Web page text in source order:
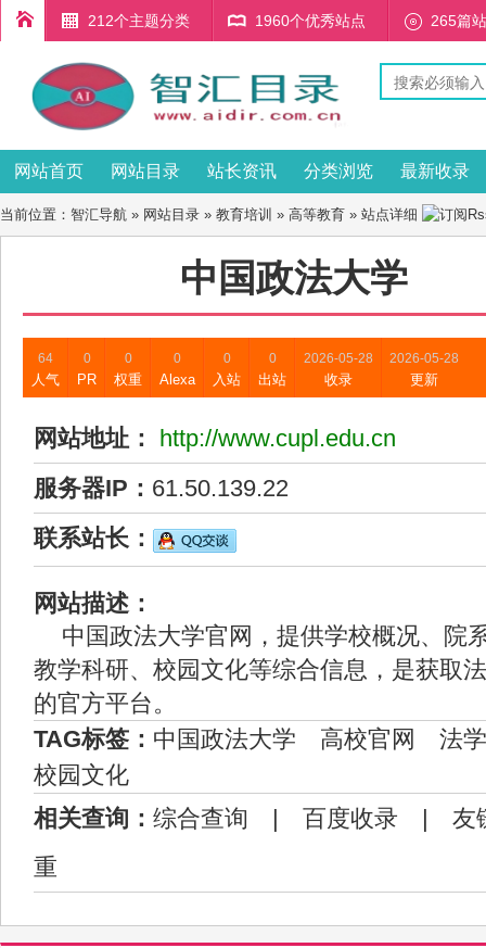
212个主题分类 1960个优秀站点 265篇
网站首页 网站目录 站长资讯 分类浏览 最新收录
当前位置： 智汇导航 » 网站目录 » 教育培训 » 高等教育 » 站点详细
中国政法大学
64
人气
0
PR
0
权重
0
Alexa
0
入站
0
出站
2026-05-28
收录
2026-05-28
更新
网站地址：
http://www.cupl.edu.cn
服务器IP： 61.50.139.22
联系站长：
网站描述：
中国政法大学官网，提供学校概况、院
教学科研、校园文化等综合信息，是获取
的官方平台。
TAG标签： 中国政法大学 高校官网
法
校园文化
相关查询： 综合查询 | 百度收录 | 友
重